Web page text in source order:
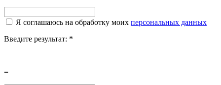
Я соглашаюсь на обработку моих персональных данных
Введите результат: *
=